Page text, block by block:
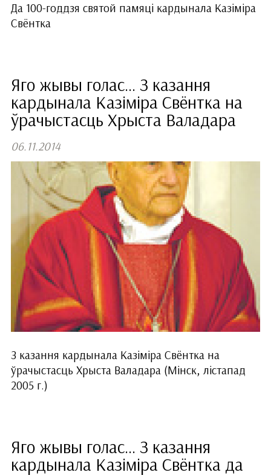
Да 100-годдзя святой памяці кардынала Казіміра
Свёнтка
Яго жывы голас... З казання
кардынала Казіміра Свёнтка на
ўрачыстасць Хрыста Валадара
06.11.2014
З казання кардынала Казіміра Свёнтка на
ўрачыстасць Хрыста Валадара (Мінск, лістапад
2005 г.)
Яго жывы голас... З казання
кардынала Казіміра Свёнтка да